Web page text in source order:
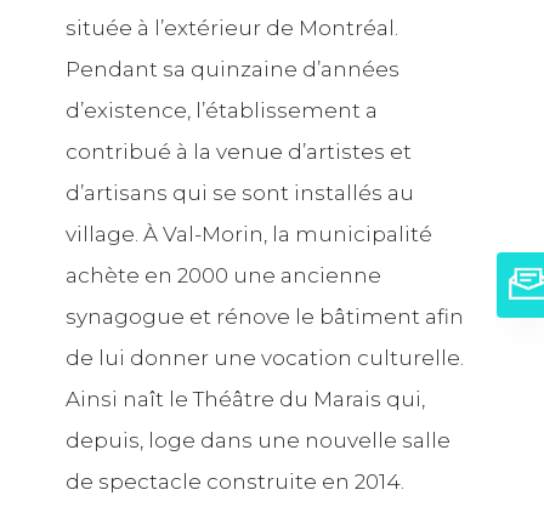
située à l’extérieur de Montréal.
Pendant sa quinzaine d’années
d’existence, l’établissement a
contribué à la venue d’artistes et
d’artisans qui se sont installés au
village. À Val-Morin, la municipalité
achète en 2000 une ancienne
synagogue et rénove le bâtiment afin
de lui donner une vocation culturelle.
Ainsi naît le Théâtre du Marais qui,
depuis, loge dans une nouvelle salle
de spectacle construite en 2014.